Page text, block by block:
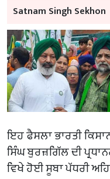
Satnam Singh Sekhon
ਇਹ ਫੈਸਲਾ ਭਾਰਤੀ
ਸਿੰਘ ਬੁਰਜ਼ਗਿੱਲ ਦੀ
ਵਿਖੇ ਹੋਈ ਸੂਬਾ ਪੱਧਰੀ